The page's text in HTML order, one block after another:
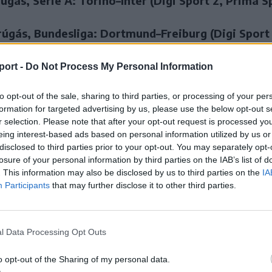
- Do Not Process My Personal Information
opt-out of the sale, sharing to third parties, or processing of your
for targeted advertising by us, please use the below opt-out
selection. Please note that after your opt-out request is processed
interest-based ads based on personal information utilized by us
to third parties prior to your opt-out. You may separately
of your personal information by third parties on the IAB’s list of
This information may also be disclosed by us to third parties on the
Participants that may further disclose it to other third parties.
Data Processing Opt Outs
opt-out of the Sharing of my personal data.
Bundesliga: Dortmund–Freiburg (Digi Sport
Bajnokok Ligája: Brest–Beszterce (Digi
La Liga: Osasuna–Sevilla (Prima Sport 5)
Süperlig: Galatasaray–Fenerbahce (Prima Sport 3)
körverseny, New Orleans (Eurosport 2)
NB I.: Debrecen–Győr (M4 Sport)
Szuperliga: Dinamo–Rapid (Digi Sport 1,
La Liga: Villarreal–Celta Vigo (Digi Sport 3, Prima